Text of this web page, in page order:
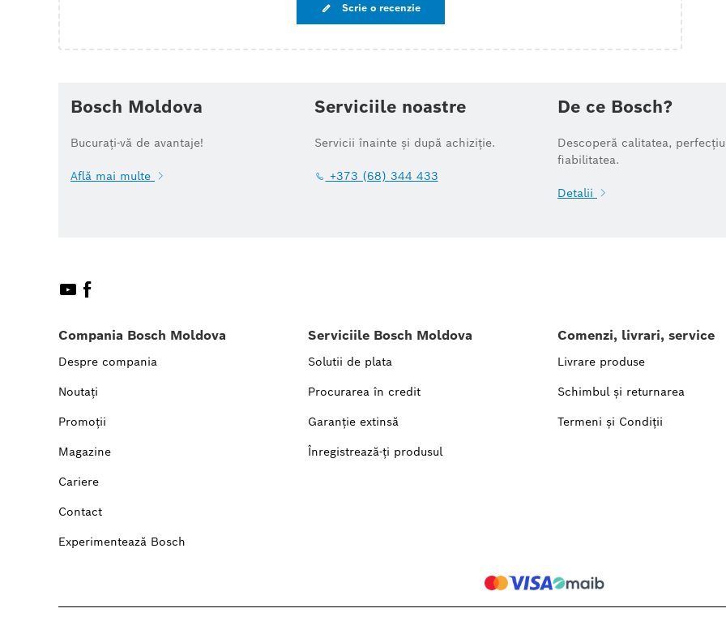
Scrie o recenzie
Bosch Moldova
Bucurați-vă de avantaje!
Află mai multe
Serviciile noastre
Servicii înainte și după achiziție.
+373 (68) 344 433
De ce Bosch?
Descoperă calitatea,
fiabilitatea.
Detalii
Compania Bosch Moldova
Despre compania
Noutați
Promoții
Magazine
Cariere
Contact
Experimentează Bosch
Serviciile Bosch Moldova
Solutii de plata
Procurarea în credit
Garanție extinsă
Înregistrează-ți produsul
Comenzi, livrari, service
Livrare produse
Schimbul și returnarea
Termeni și Condiții